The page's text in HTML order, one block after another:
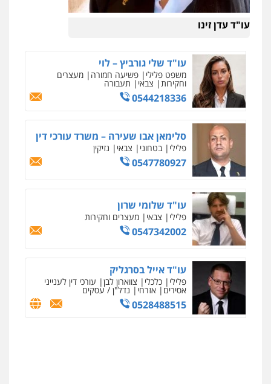
עו"ד עדן זינו
עו"ד שלי גורביץ – לוי
משפט פלילי פשיעה חמורה מעצרים
וחקירות צבאי תעבורה
0544218336
סלימאן אבו שעירה – משרד עורכי דין
פלילי בטחוני צבאי נזיקין
0547780927
עו"ד שלומי שרון
פלילי צבאי מעצרים וחקירות
0547342002
עו"ד אייל בסרגליק
פלילי כלכלי צווארון לבן עורכי דין לענייני
אסירים אזרחי נדל"ן / עסקים
0528488515
ניר קידר – צלם
צילום עורכי דין שירותים מקצועיים לעורכי
0504578527
מחיקת כתבות מגוגל ודחיקת אזכורים
0522508109
מהירות הגנה גיבוי תמיכה שירותים
מקצועיים לעורכי דין
מרכז התחלה חדשה